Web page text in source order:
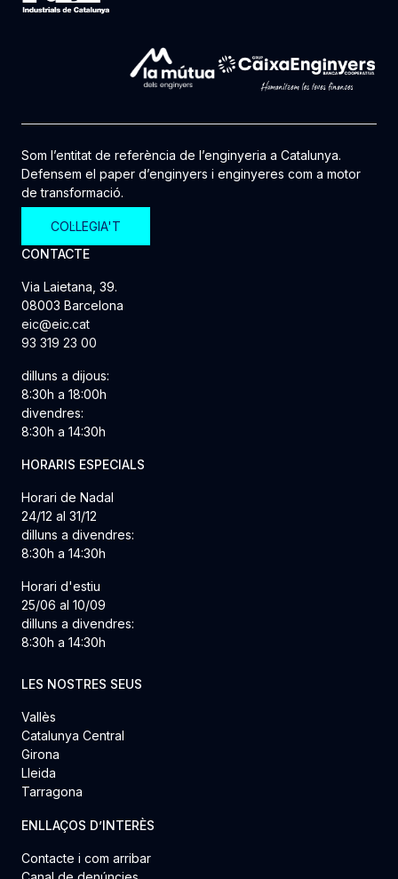
Som l’entitat de referència de l’enginyeria a Catalunya.
Defensem el paper d’enginyers i enginyeres com a motor
de transformació.
COL·LEGIA'T
CONTACTE
Via Laietana, 39.
08003 Barcelona
eic@eic.cat
93 319 23 00
dilluns a dijous:
8:30h a 18:00h
divendres:
8:30h a 14:30h
HORARIS ESPECIALS
Horari de Nadal
24/12 al 31/12
dilluns a divendres:
8:30h a 14:30h
Horari d'estiu
25/06 al 10/09
dilluns a divendres:
8:30h a 14:30h
LES NOSTRES SEUS
Vallès
Catalunya Central
Girona
Lleida
Tarragona
ENLLAÇOS D’INTERÈS
Contacte i com arribar